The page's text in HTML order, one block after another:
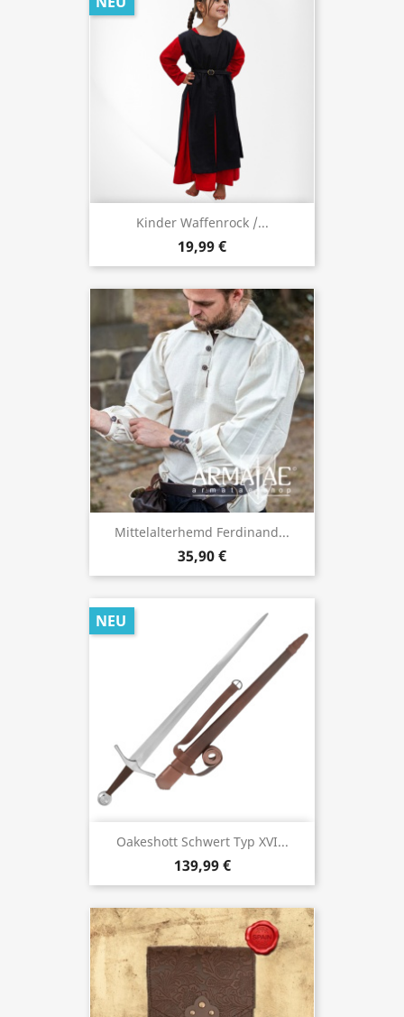
Kinder Waffenrock /...
19,99 €
Mittelalterhemd Ferdinand...
35,90 €
Oakeshott Schwert Typ XVI...
139,99 €
NEU